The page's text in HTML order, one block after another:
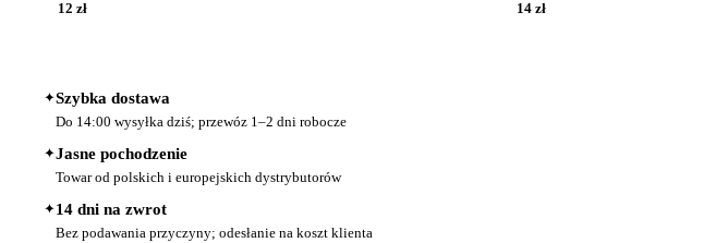
12 zł 14 zł
✦Szybka dostawa
Do 14:00 wysyłka dziś; przewóz 1–2 dni robocze
✦Jasne pochodzenie
Towar od polskich i europejskich dystrybutorów
✦14 dni na zwrot
Bez podawania przyczyny; odesłanie na koszt klienta